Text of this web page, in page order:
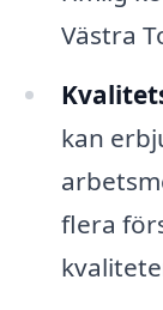
Västra
kan
flera